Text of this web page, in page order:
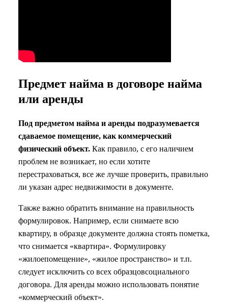
Предмет найма в договоре найма
или аренды
Под предметом найма и аренды подразумевается
сдаваемое помещение, как коммерческий
физический объект. Как правило, с его наличием
проблем не возникает, но если хотите
перестраховаться, все же лучше проверить, правильно
ли указан адрес недвижимости в документе.
Также важно обратить внимание на правильность
формулировок. Например, если снимаете всю
квартиру, в образце документе должна стоять пометка,
что снимается «квартира». Формулировку
«жилоепомещение», «жилое пространство» и т.п.
следует исключить со всех образцовсоциального
договора. Для аренды можно использовать понятие
«коммерческий объект».